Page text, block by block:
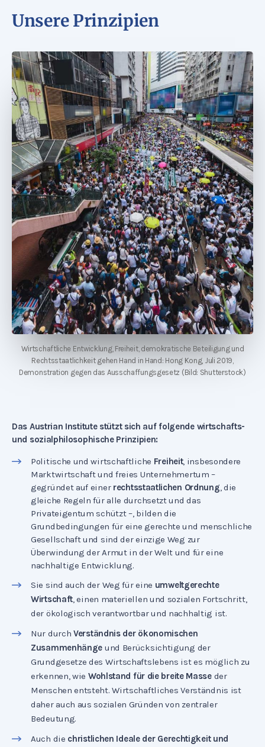
Unsere Prinzipien
Wirtschaftliche Entwicklung, Freiheit, demokratische Beteiligung und
Rechtsstaatlichkeit gehen Hand in Hand: Hong Kong, Juli 2019,
Demonstration gegen das Ausschaffungsgesetz (Bild: Shutterstock)
Das Austrian Institute stützt sich auf folgende wirtschafts-
und sozialphilosophische Prinzipien:
Politische und wirtschaftliche Freiheit, insbesondere
Marktwirtschaft und freies Unternehmertum –
gegründet auf einer rechtsstaatlichen Ordnung, die
gleiche Regeln für alle durchsetzt und das
Privateigentum schützt –, bilden die
Grundbedingungen für eine gerechte und menschliche
Gesellschaft und sind der einzige Weg zur
Überwindung der Armut in der Welt und für eine
nachhaltige Entwicklung.
Sie sind auch der Weg für eine umweltgerechte
Wirtschaft, einen materiellen und sozialen Fortschritt,
der ökologisch verantwortbar und nachhaltig ist.
Nur durch Verständnis der ökonomischen
Zusammenhänge und Berücksichtigung der
Grundgesetze des Wirtschaftslebens ist es möglich zu
erkennen, wie Wohlstand für die breite Masseder
Menschen entsteht. Wirtschaftliches Verständnis ist
daher auch aus sozialen Gründen von zentraler
Bedeutung.
Auch die christlichen Ideale der Gerechtigkeit und